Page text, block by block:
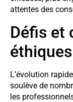
attentes des
Défis et
éthiques
L’évolution
soulève de
les